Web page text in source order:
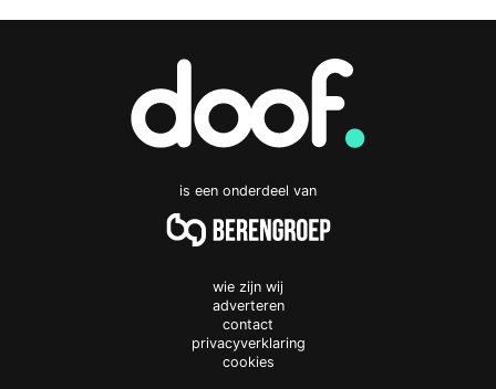
is een onderdeel van
wie zijn wij
adverteren
contact
privacyverklaring
cookies